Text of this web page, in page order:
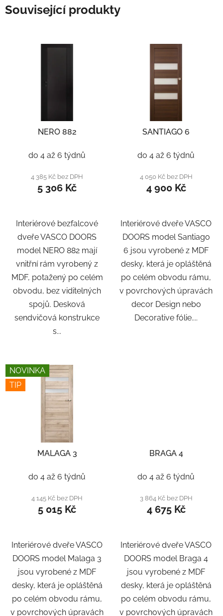
Související produkty
NERO 882
do 4 až 6 týdnů
4 385 Kč bez DPH
5 306 Kč
Interiérové bezfalcové
dveře VASCO DOORS
model NERO 882 mají
vnitřní rám vyrobený z
MDF, potažený po celém
obvodu, bez viditelných
spojů. Desková
sendvičová konstrukce
s...
SANTIAGO 6
do 4 až 6 týdnů
4 050 Kč bez DPH
4 900 Kč
Interiérové dveře VASCO
DOORS model Santiago
6 jsou vyrobené z MDF
desky, která je opláštěná
po celém obvodu rámu,
v povrchových úpravách
decor Design nebo
Decorative fólie....
NOVINKA
TIP
MALAGA 3
do 4 až 6 týdnů
4 145 Kč bez DPH
5 015 Kč
Interiérové dveře VASCO
DOORS model Malaga 3
jsou vyrobené z MDF
desky, která je opláštěná
po celém obvodu rámu,
v povrchových úpravách
BRAGA 4
do 4 až 6 týdnů
3 864 Kč bez DPH
4 675 Kč
Interiérové dveře VASCO
DOORS model Braga 4
jsou vyrobené z MDF
desky, která je opláštěná
po celém obvodu rámu,
v povrchových úpravách